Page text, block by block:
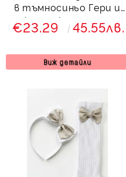
в тъмносиньо Гери и
каре с къдрици и
панделка отзад
училищна униформа
€23.29 45.55лв.
Виж детайли